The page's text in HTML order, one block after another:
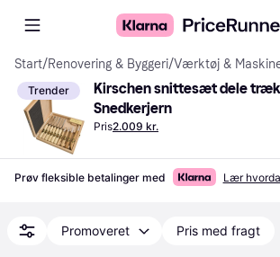
Start/Renovering & Byggeri/Værktøj &
Trender
Kirschen snittesæt dele
Snedkerjern
Pris2.009 kr.
Prøv fleksible betalinger med Lær
Promoveret Pris med fragt